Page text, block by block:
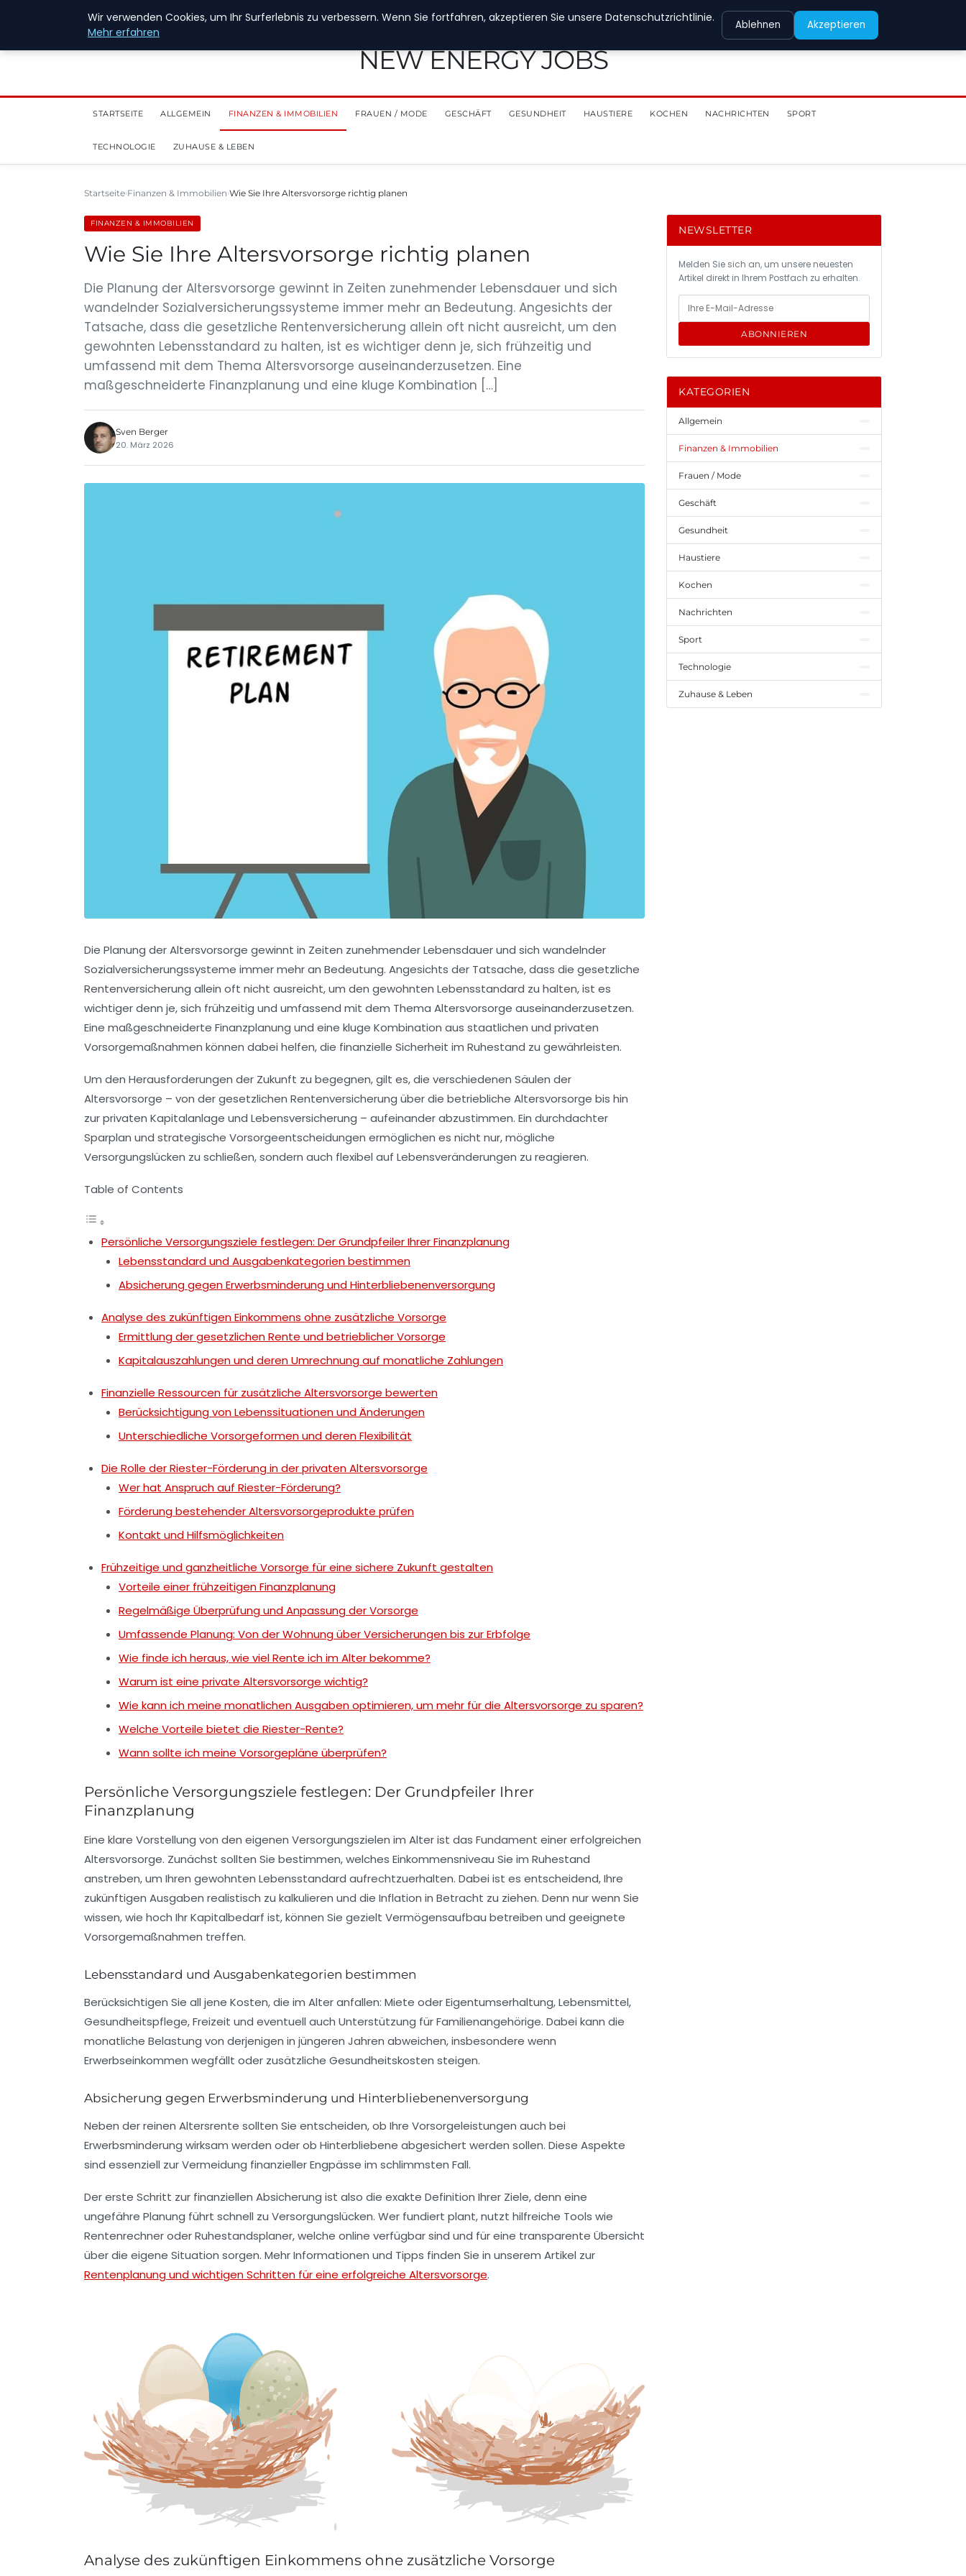
28. Juli 2026
NEW ENERGY JOBS
STARTSEITE ALLGEMEIN FINANZEN & IMMOBILIEN FRAUEN / MODE GESCHÄFT GESUNDHEIT HAUSTIERE KOCHEN NACHRICHTEN SPORT
TECHNOLOGIE ZUHAUSE & LEBEN
Startseite Finanzen & Immobilien Wie Sie Ihre Altersvorsorge richtig planen
FINANZEN & IMMOBILIEN
Wie Sie Ihre Altersvorsorge richtig planen
Die Planung der Altersvorsorge gewinnt in Zeiten zunehmender Lebensdauer und sich
wandelnder Sozialversicherungssysteme immer mehr an Bedeutung. Angesichts der
Tatsache, dass die gesetzliche Rentenversicherung allein oft nicht ausreicht, um den
gewohnten Lebensstandard zu halten, ist es wichtiger denn je, sich frühzeitig und
umfassend mit dem Thema Altersvorsorge auseinanderzusetzen. Eine
maßgeschneiderte Finanzplanung und eine kluge Kombination […]
Sven Berger
20. März 2026
Die Planung der Altersvorsorge gewinnt in Zeiten zunehmender Lebensdauer und sich wandelnder
Sozialversicherungssysteme immer mehr an Bedeutung. Angesichts der Tatsache, dass die gesetzliche
Rentenversicherung allein oft nicht ausreicht, um den gewohnten Lebensstandard zu halten, ist es
wichtiger denn je, sich frühzeitig und umfassend mit dem Thema Altersvorsorge auseinanderzusetzen.
Eine maßgeschneiderte Finanzplanung und eine kluge Kombination aus staatlichen und privaten
Vorsorgemaßnahmen können dabei helfen, die finanzielle Sicherheit im Ruhestand zu gewährleisten.
Um den Herausforderungen der Zukunft zu begegnen, gilt es, die verschiedenen Säulen der
Altersvorsorge – von der gesetzlichen Rentenversicherung über die betriebliche Altersvorsorge bis hin
zur privaten Kapitalanlage und Lebensversicherung – aufeinander abzustimmen. Ein durchdachter
Sparplan und strategische Vorsorgeentscheidungen ermöglichen es nicht nur, mögliche
Versorgungslücken zu schließen, sondern auch flexibel auf Lebensveränderungen zu reagieren.
Table of Contents
Persönliche Versorgungsziele festlegen: Der Grundpfeiler Ihrer Finanzplanung
Lebensstandard und Ausgabenkategorien bestimmen
Absicherung gegen Erwerbsminderung und Hinterbliebenenversorgung
Analyse des zukünftigen Einkommens ohne zusätzliche Vorsorge
Ermittlung der gesetzlichen Rente und betrieblicher Vorsorge
Kapitalauszahlungen und deren Umrechnung auf monatliche Zahlungen
Finanzielle Ressourcen für zusätzliche Altersvorsorge bewerten
Berücksichtigung von Lebenssituationen und Änderungen
Unterschiedliche Vorsorgeformen und deren Flexibilität
Die Rolle der Riester-Förderung in der privaten Altersvorsorge
Wer hat Anspruch auf Riester-Förderung?
Förderung bestehender Altersvorsorgeprodukte prüfen
Kontakt und Hilfsmöglichkeiten
Frühzeitige und ganzheitliche Vorsorge für eine sichere Zukunft gestalten
Vorteile einer frühzeitigen Finanzplanung
Regelmäßige Überprüfung und Anpassung der Vorsorge
Umfassende Planung: Von der Wohnung über Versicherungen bis zur Erbfolge
Wie finde ich heraus, wie viel Rente ich im Alter bekomme?
Warum ist eine private Altersvorsorge wichtig?
Wie kann ich meine monatlichen Ausgaben optimieren, um mehr für die Altersvorsorge zu sparen?
Welche Vorteile bietet die Riester-Rente?
Wann sollte ich meine Vorsorgepläne überprüfen?
Persönliche Versorgungsziele festlegen: Der Grundpfeiler Ihrer
Finanzplanung
Eine klare Vorstellung von den eigenen Versorgungszielen im Alter ist das Fundament einer erfolgreichen
Altersvorsorge. Zunächst sollten Sie bestimmen, welches Einkommensniveau Sie im Ruhestand
anstreben, um Ihren gewohnten Lebensstandard aufrechtzuerhalten. Dabei ist es entscheidend, Ihre
zukünftigen Ausgaben realistisch zu kalkulieren und die Inflation in Betracht zu ziehen. Denn nur wenn Sie
wissen, wie hoch Ihr Kapitalbedarf ist, können Sie gezielt Vermögensaufbau betreiben und geeignete
Vorsorgemaßnahmen treffen.
Lebensstandard und Ausgabenkategorien bestimmen
Berücksichtigen Sie all jene Kosten, die im Alter anfallen: Miete oder Eigentumserhaltung, Lebensmittel,
Gesundheitspflege, Freizeit und eventuell auch Unterstützung für Familienangehörige. Dabei kann die
monatliche Belastung von derjenigen in jüngeren Jahren abweichen, insbesondere wenn
Erwerbseinkommen wegfällt oder zusätzliche Gesundheitskosten steigen.
Absicherung gegen Erwerbsminderung und Hinterbliebenenversorgung
Neben der reinen Altersrente sollten Sie entscheiden, ob Ihre Vorsorgeleistungen auch bei
Erwerbsminderung wirksam werden oder ob Hinterbliebene abgesichert werden sollen. Diese Aspekte
sind essenziell zur Vermeidung finanzieller Engpässe im schlimmsten Fall.
Der erste Schritt zur finanziellen Absicherung ist also die exakte Definition Ihrer Ziele, denn eine
ungefähre Planung führt schnell zu Versorgungslücken. Wer fundiert plant, nutzt hilfreiche Tools wie
Rentenrechner oder Ruhestandsplaner, welche online verfügbar sind und für eine transparente Übersicht
über die eigene Situation sorgen. Mehr Informationen und Tipps finden Sie in unserem Artikel zur
Rentenplanung und wichtigen Schritten für eine erfolgreiche Altersvorsorge.
Analyse des zukünftigen Einkommens ohne zusätzliche Vorsorge
NEWSLETTER
Melden Sie sich an, um unsere neuesten
Artikel direkt in Ihrem Postfach zu erhalten.
ABONNIEREN
KATEGORIEN
Allgemein
Finanzen & Immobilien
Frauen / Mode
Geschäft
Gesundheit
Haustiere
Kochen
Nachrichten
Sport
Technologie
Zuhause & Leben
Wir verwenden Cookies, um Ihr Surferlebnis zu verbessern. Wenn Sie fortfahren, akzeptieren Sie unsere Datenschutzrichtlinie.
Mehr erfahren
Ablehnen Akzeptieren